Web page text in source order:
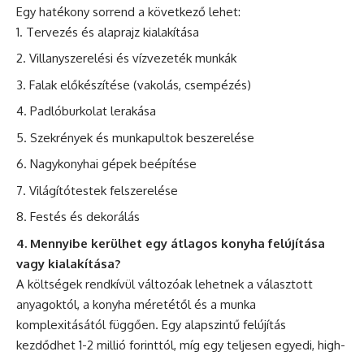
Egy hatékony sorrend a következő lehet:
Tervezés és alaprajz kialakítása
Villanyszerelési és vízvezeték munkák
Falak előkészítése (vakolás, csempézés)
Padlóburkolat lerakása
Szekrények és munkapultok beszerelése
Nagykonyhai gépek beépítése
Világítótestek felszerelése
Festés és dekorálás
4. Mennyibe kerülhet egy átlagos konyha felújítása
vagy kialakítása?
A költségek rendkívül változóak lehetnek a választott
anyagoktól, a konyha méretétől és a munka
komplexitásától függően. Egy alapszintű felújítás
kezdődhet 1-2 millió forinttól, míg egy teljesen egyedi, high-